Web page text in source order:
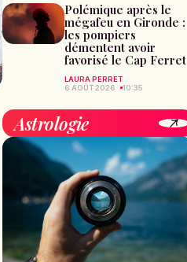
Polémique après le
mégafeu en Gironde :
les pompiers
démentent avoir
favorisé le Cap Ferret
LAURA PERRET
6 AOÛT 2026
10:35
Astrologie